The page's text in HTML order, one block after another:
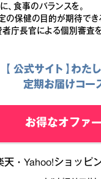
、食事のバランスを。
保健の目的が期待でき
庁長官による個別審査
【 公式サイト 】わ
定期お届けコー
お得なオファ
天・Yahoo!ショッピ